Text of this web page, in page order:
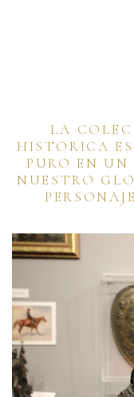
LA
HISTORICA
PURO EN UN
NUESTRO